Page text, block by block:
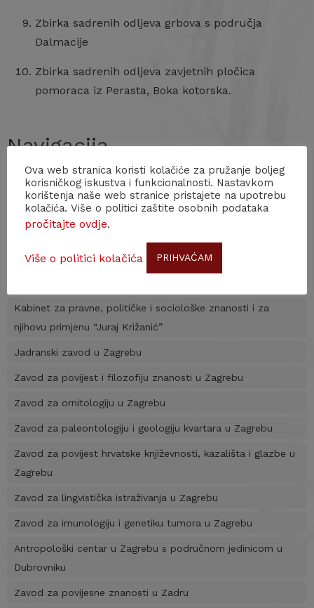
Zbirka sadrenih odljeva grbova s područja
Dalmacije
Zbirka sadrenih odljeva zavjetnih pločica
pomoraca iz Perasta, Boka kotorska.
Navigacija
ZNANSTVENOISTRAŽIVAČKE JEDINICE
Kabinet za arhitekturu i urbanizam s Arhivom za likovne
Kabinet za pravne, političke i sociološke znanosti i za
njihovu primjenu “Juraj Križanić”
Jadranski zavod u Zagrebu
Zavod za povijest i filozofiju znanosti u Zagrebu
Zavod za ornitologiju u Zagrebu
Zavod za paleontologiju i geologiju kvartara u Zagrebu
Zavod za povijest hrvatske književnosti, kazališta i glazbe u
Zagrebu
Zavod za lingvistička istraživanja u Zagrebu
Zavod za imunologiju i genetiku tumora u Zagrebu
Antropološki centar u Zagrebu s područnom jedinicom u
Dubrovniku
Zavod za povijesne znanosti u Zadru
Ova web stranica koristi kolačiće za pružanje boljeg
korisničkog iskustva i funkcionalnosti. Nastavkom
korištenja naše web stranice pristajete na upotrebu
kolačića. Više o politici zaštite osobnih podataka
pročitajte ovdje.
Više o politici kolačića PRIHVAĆAM